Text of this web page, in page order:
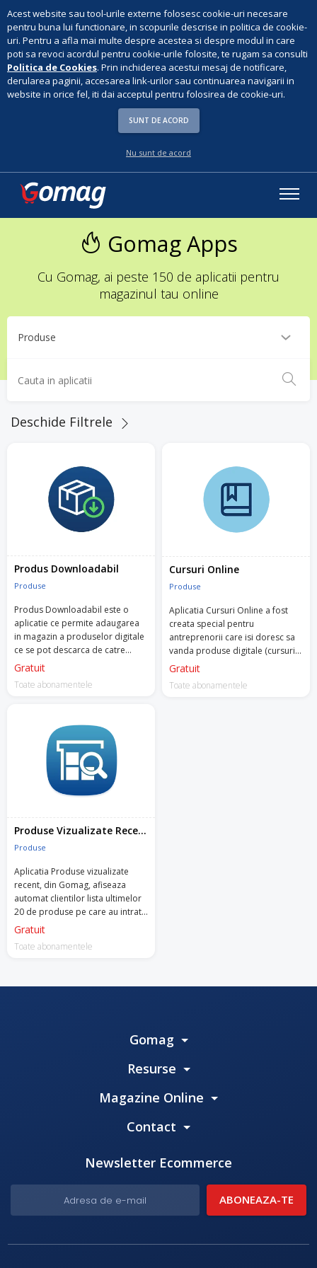
Acest website sau tool-urile externe folosesc cookie-uri necesare
pentru buna lui functionare, in scopurile descrise in politica de cookie-
uri. Pentru a afla mai multe despre acestea si despre modul in care
poti sa revoci acordul pentru cookie-urile folosite, te rugam sa consulti
Politica de Cookies. Prin inchiderea acestui mesaj de notificare,
derularea paginii, accesarea link-urilor sau continuarea navigarii in
website in orice fel, iti dai acceptul pentru folosirea de cookie-uri.
SUNT DE ACORD
Nu sunt de acord
Gomag Apps
Cu Gomag, ai peste 150 de aplicatii pentru
magazinul tau online
Deschide Filtrele
Produs Downloadabil
Produse
Produs Downloadabil este o
aplicatie ce permite adaugarea
in magazin a produselor digitale
ce se pot descarca de catre
clienti, din contul lor, dupa ce
Gratuit
Toate abonamentele
Cursuri Online
Produse
Aplicatia Cursuri Online a fost
creata special pentru
antreprenorii care isi doresc sa
vanda produse digitale (cursuri
video, produse PDF).
Gratuit
Toate abonamentele
Produse Vizualizate Recent
Produse
Aplicatia Produse vizualizate
recent, din Gomag, afiseaza
automat clientilor lista ultimelor
20 de produse pe care au intrat
in magazinul tau, in orice pagina
Gratuit
Toate abonamentele
Gomag
Resurse
Magazine Online
Contact
Newsletter Ecommerce